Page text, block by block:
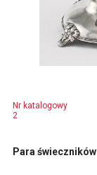
Nr katalogowy
2
Para świeczników